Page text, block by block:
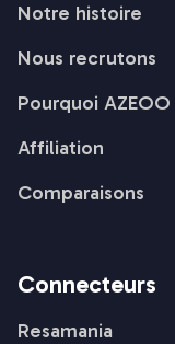
Notre histoire
Nous recrutons
Pourquoi AZEOO
Affiliation
Comparaisons
Connecteurs
Resamania